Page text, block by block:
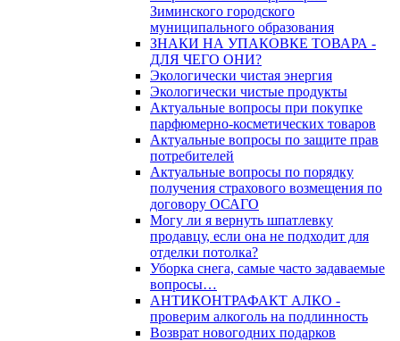
Зиминского городского
муниципального образования
ЗНАКИ НА УПАКОВКЕ ТОВАРА -
ДЛЯ ЧЕГО ОНИ?
Экологически чистая энергия
Экологически чистые продукты
Актуальные вопросы при покупке
парфюмерно-косметических товаров
Актуальные вопросы по защите прав
потребителей
Актуальные вопросы по порядку
получения страхового возмещения по
договору ОСАГО
Могу ли я вернуть шпатлевку
продавцу, если она не подходит для
отделки потолка?
Уборка снега, самые часто задаваемые
вопросы…
АНТИКОНТРАФАКТ АЛКО -
проверим алкоголь на подлинность
Возврат новогодних подарков